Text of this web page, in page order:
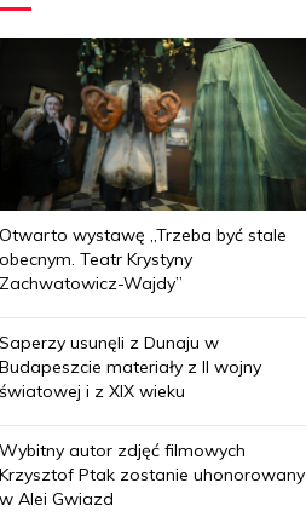
Otwarto wystawę „Trzeba być stale
obecnym. Teatr Krystyny
Zachwatowicz-Wajdy”
Saperzy usunęli z Dunaju w
Budapeszcie materiały z II wojny
światowej i z XIX wieku
Wybitny autor zdjęć filmowych
Krzysztof Ptak zostanie uhonorowany
w Alei Gwiazd